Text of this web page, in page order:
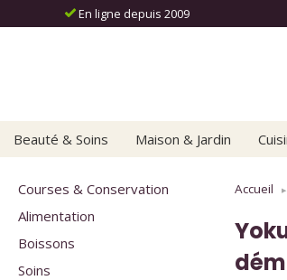
En ligne depuis 2009
Beauté & Soins
Maison & Jardin
Accueil
Courses & Conservation
Alimentation
Boissons
Soins